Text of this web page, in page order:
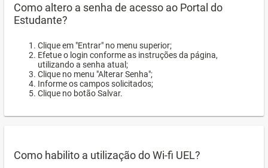
Como altero a senha de acesso ao Portal do
Estudante?
Clique em "Entrar" no menu superior;
Efetue o login conforme as instruções da página,
utilizando a senha atual;
Clique no menu "Alterar Senha";
Informe os campos solicitados;
Clique no botão Salvar.
Como habilito a utilização do Wi-fi UEL?